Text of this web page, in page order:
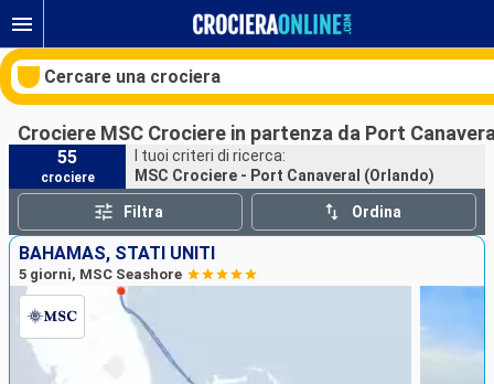
Cercare una crociera
Le nostre destinazioni
Mesi di partenza
Porti Compagnie
Crociere MSC Crociere in partenza da Port
55
crociere
I tuoi criteri di ricerca:
MSC Crociere - Port Canaveral (Orlando)
Filtra Ordina
BAHAMAS, STATI UNITI
5 giorni, MSC Seashore